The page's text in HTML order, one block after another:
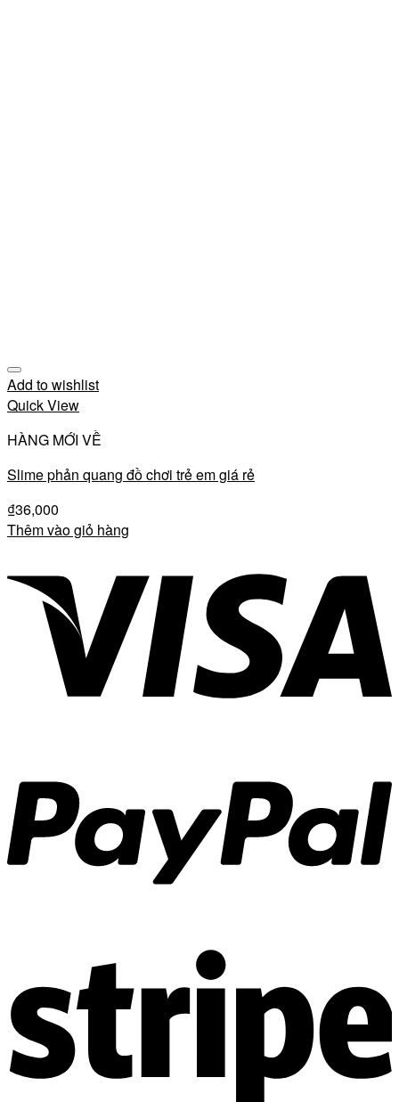
Add to wishlist
Quick View
HÀNG MỚI VỀ
Slime phản quang đồ chơi trẻ em giá rẻ
₫36,000
Thêm vào giỏ hàng